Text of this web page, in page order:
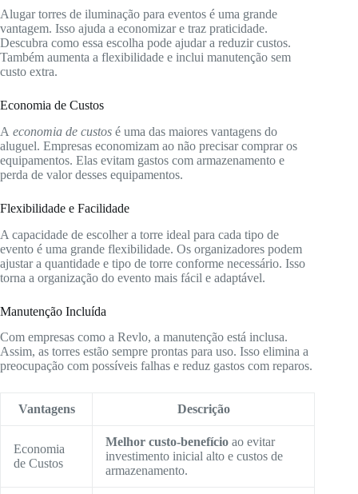
Alugar torres de iluminação para eventos é uma grande
vantagem. Isso ajuda a economizar e traz praticidade.
Descubra como essa escolha pode ajudar a reduzir custos.
Também aumenta a flexibilidade e inclui manutenção sem
custo extra.
Economia de Custos
A economia de custos é uma das maiores vantagens do
aluguel. Empresas economizam ao não precisar comprar os
equipamentos. Elas evitam gastos com armazenamento e
perda de valor desses equipamentos.
Flexibilidade e Facilidade
A capacidade de escolher a torre ideal para cada tipo de
evento é uma grande flexibilidade. Os organizadores podem
ajustar a quantidade e tipo de torre conforme necessário. Isso
torna a organização do evento mais fácil e adaptável.
Manutenção Incluída
Com empresas como a Revlo, a manutenção está inclusa.
Assim, as torres estão sempre prontas para uso. Isso elimina a
preocupação com possíveis falhas e reduz gastos com reparos.
Vantagens Descrição
Economia
de Custos
Melhor custo-benefício ao evitar
investimento inicial alto e custos de
armazenamento.